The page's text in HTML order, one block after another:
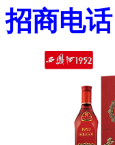
招商电